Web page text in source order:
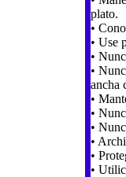
plato.
•
• Use
•
•
ancha
•
•
•
•
•
•